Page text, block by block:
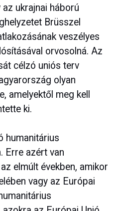
ukrajnai háború
Brüsszel
veszélyes
orvosolná. Az
célzó uniós terv
olyan
amelyektől meg kell
ki.
humanitárius
Erre azért van
elmúlt években, amikor
vagy az Európai